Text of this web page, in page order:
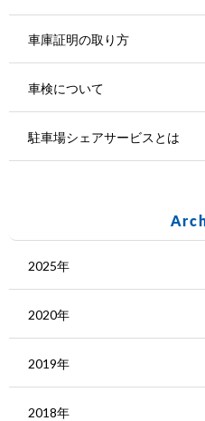
車庫証明の取り方
車検について
駐車場シェアサービスとは
2025年
2020年
2019年
2018年